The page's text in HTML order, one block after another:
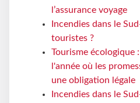
l’assurance voyage
Incendies dans le
touristes ?
Tourisme écologique
l'année où les
une obligation légale
Incendies dans le